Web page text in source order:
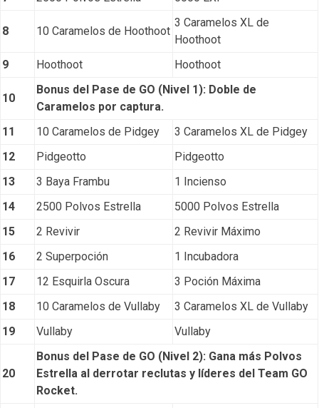
8 10 Caramelos de Hoothoot
3 Caramelos XL de
Hoothoot
9
Hoothoot Hoothoot
10
Bonus del Pase de GO (Nivel 1): Doble de
Caramelos por captura.
11
10 Caramelos de Pidgey
3 Caramelos XL de Pidgey
12
Pidgeotto
Pidgeotto
13
3 Baya Frambu
1 Incienso
14
2500 Polvos Estrella
5000 Polvos Estrella
15
2 Revivir
2 Revivir Máximo
16
2 Superpoción
1 Incubadora
17
12 Esquirla Oscura
3 Poción Máxima
18
10 Caramelos de Vullaby
3 Caramelos XL de Vullaby
19
Vullaby Vullaby
20
Bonus del Pase de GO (Nivel 2): Gana más Polvos
Estrella al derrotar reclutas y líderes del Team GO
Rocket.